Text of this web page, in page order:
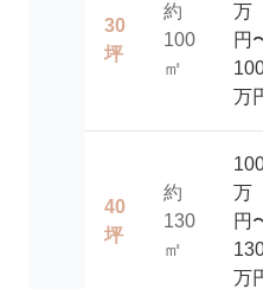
30
坪
約
100
㎡
万
円
万
40
坪
約
130
㎡
万
円
万